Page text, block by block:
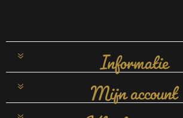
Informatie
Mijn account